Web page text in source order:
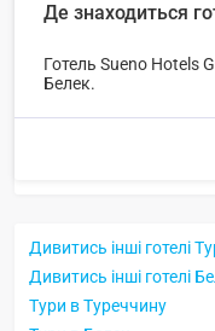
Де знаходиться
Готель Sueno Hotels
Белек.
Дивитись інші готелі
Дивитись інші готелі
Тури в Туреччину